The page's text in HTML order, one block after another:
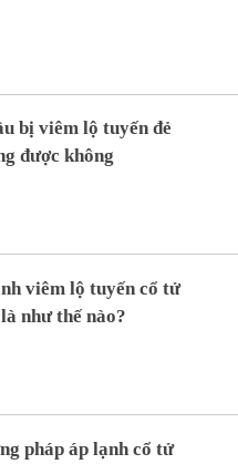
bị viêm lộ tuyến đẻ
được không
viêm lộ tuyến cổ tử
như thế nào?
pháp áp lạnh cổ tử